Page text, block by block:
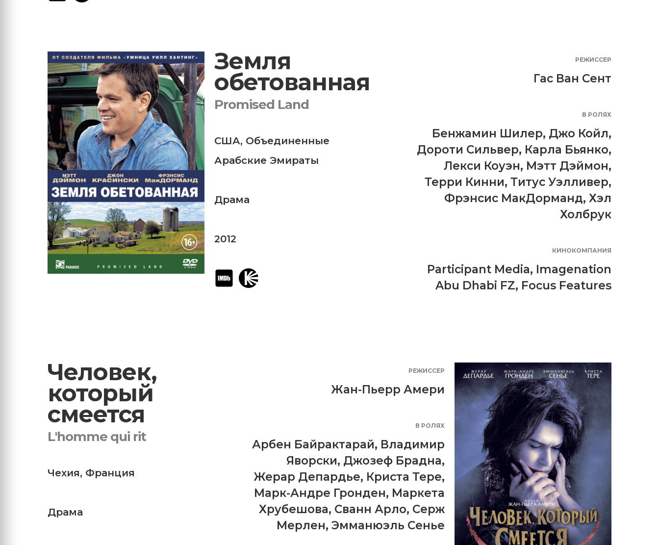
Земля
обетованная
Promised Land
США, Объединенные
Арабские Эмираты
Драма
2012
РЕЖИССЕР
Гас Ван Сент
В РОЛЯХ
Бенжамин Шилер, Джо Койл,
Дороти Сильвер, Карла Бьянко,
Лекси Коуэн, Мэтт Дэймон,
Терри Кинни, Титус Уэлливер,
Фрэнсис МакДорманд, Хэл
Холбрук
КИНОКОМПАНИЯ
Participant Media, Imagenation
Abu Dhabi FZ, Focus Features
Человек,
который
смеется
L'homme qui rit
Чехия, Франция
Драма
РЕЖИССЕР
Жан-Пьерр Амери
В РОЛЯХ
Арбен Байрактарай, Владимир
Яворски, Джозеф Брадна,
Жерар Депардье, Криста Тере,
Марк-Андре Гронден, Маркета
Хрубешова, Сванн Арло, Серж
Мерлен, Эмманюэль Сенье